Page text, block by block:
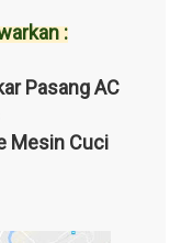
:
Pasang AC
Mesin Cuci